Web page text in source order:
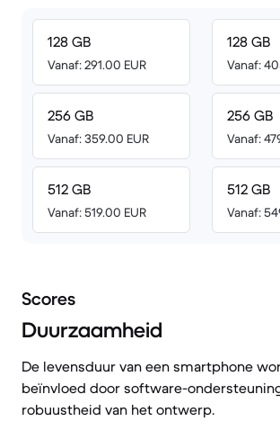
128 GB
Vanaf: 291.00 EUR
256 GB
Vanaf: 359.00 EUR
512 GB
Vanaf: 519.00 EUR
128 GB
Vanaf:
256 GB
Vanaf:
512 GB
Vanaf:
Scores
Duurzaamheid
De levensduur van een smartphone
beïnvloed door software-
robuustheid van het ontwerp.